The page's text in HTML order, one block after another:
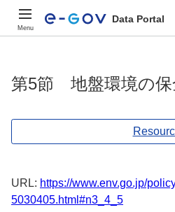
Menu
Data Portal
第5節 地盤環境の保
URL: https://www.env.go.jp/
5030405.html#n3_4_5